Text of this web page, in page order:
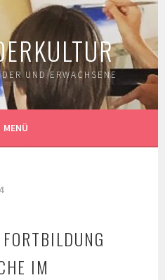
UND ERWACHSENE
MENÜ
IM